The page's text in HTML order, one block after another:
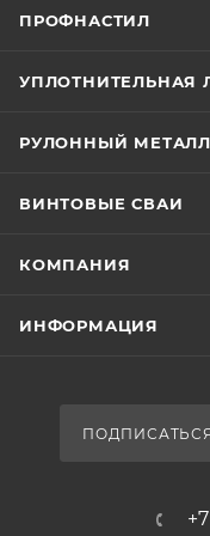
ПРОФНАСТИЛ
УПЛОТНИТЕЛЬНАЯ
РУЛОННЫЙ МЕТАЛЛ
ВИНТОВЫЕ СВАИ
КОМПАНИЯ
ИНФОРМАЦИЯ